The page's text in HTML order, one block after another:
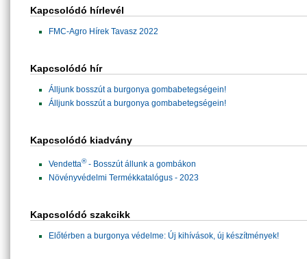
Kapcsolódó hírlevél
FMC-Agro Hírek Tavasz 2022
Kapcsolódó hír
Álljunk bosszút a burgonya gombabetegségein!
Álljunk bosszút a burgonya gombabetegségein!
Kapcsolódó kiadvány
Vendetta®- Bosszút állunk a gombákon
Növényvédelmi Termékkatalógus - 2023
Kapcsolódó szakcikk
Előtérben a burgonya védelme: Új kihívások, új készítmények!